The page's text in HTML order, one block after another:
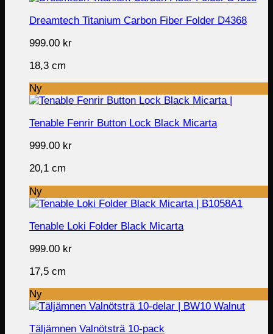
Dreamtech Titanium Carbon Fiber Folder D4368
999.00 kr
18,3 cm
Ny
Tenable Fenrir Button Lock Black Micarta
999.00 kr
20,1 cm
Ny
Tenable Loki Folder Black Micarta
999.00 kr
17,5 cm
Ny
Täljämnen Valnötsträ 10-pack